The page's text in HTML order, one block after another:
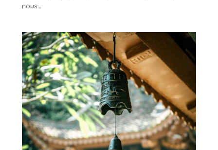
nous…